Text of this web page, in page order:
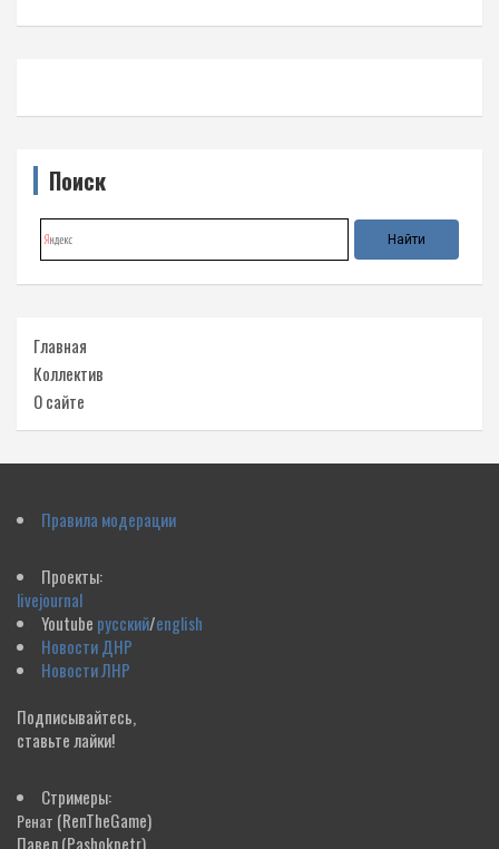
Поиск
Главная
Коллектив
О сайте
Правила модерации
Проекты:
livejournal
Youtube русский/english
Новости ДНР
Новости ЛНР
Подписывайтесь,
ставьте лайки!
Стримеры:
Ренат (RenTheGame)
Павел(Pashokpetr)